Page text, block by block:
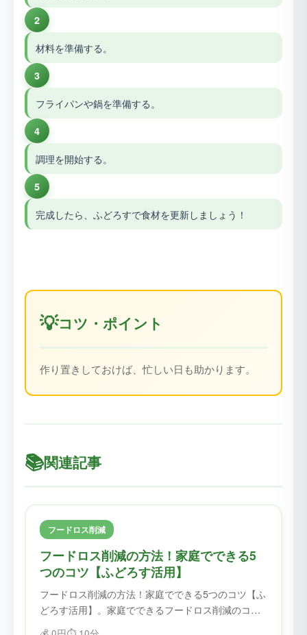
2
材料を準備する。
3
フライパンや鍋を準備する。
4
調理を開始する。
5
完成したら、ふどろすで食材を更新しましょう！
💡コツ・ポイント
作り置きしておけば、忙しい日も助かります。
📚関連記事
フードロス削減
フードロス削減の方法！家庭でできる5
つのコツ【ふどろす活用】
フードロス削減の方法！家庭でできる5つのコツ【ふ
どろす活用】。家庭でできるフードロス削減のコツ
を紹介。ふどろすを使えば、食材を無駄にせず、フ